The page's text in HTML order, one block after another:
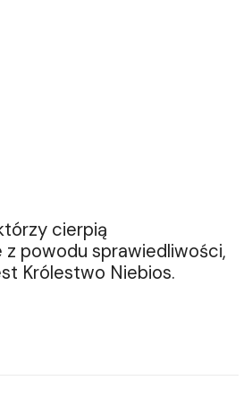
cierpią
z powodu sprawiedliwości,
Królestwo Niebios.